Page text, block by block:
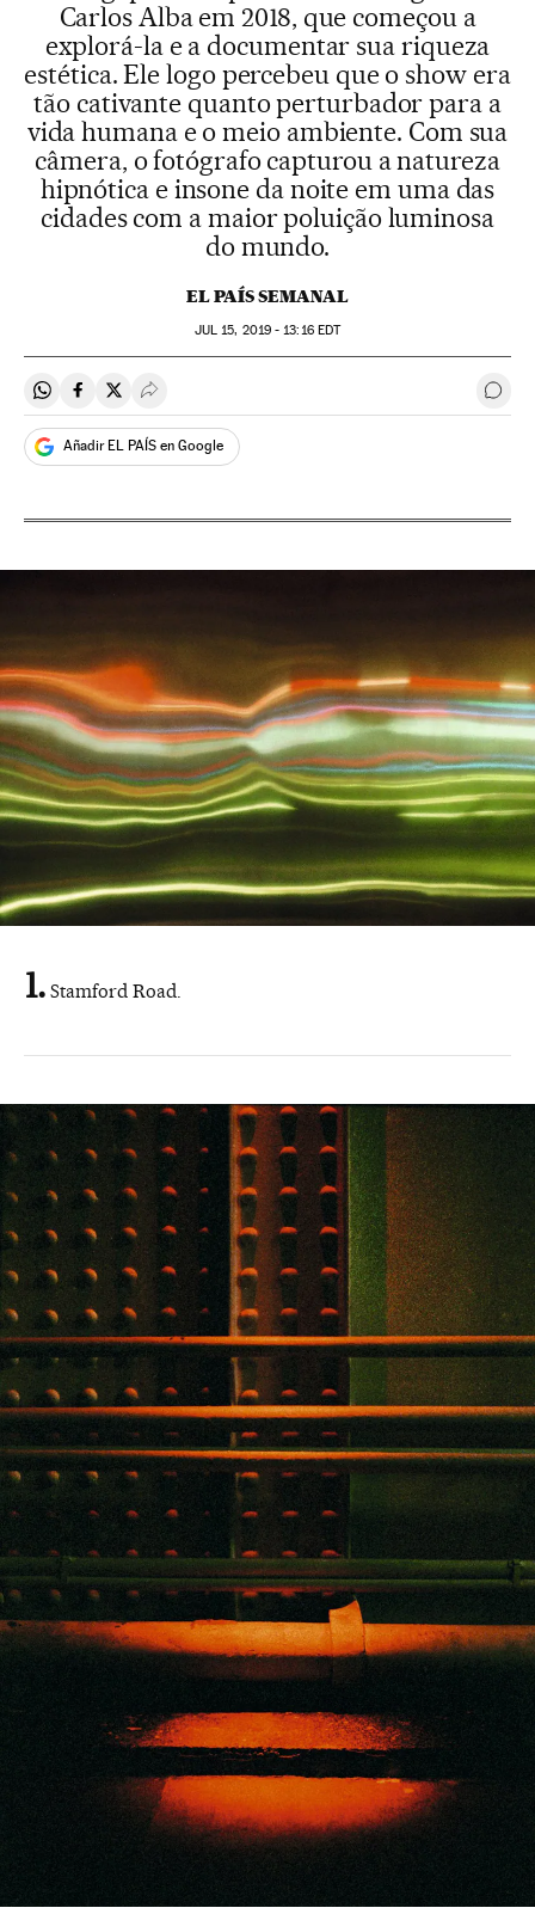
Carlos Alba em 2018, que começou a
explorá-la e a documentar sua riqueza
estética. Ele logo percebeu que o show era
tão cativante quanto perturbador para a
vida humana e o meio ambiente. Com sua
câmera, o fotógrafo capturou a natureza
hipnótica e insone da noite em uma das
cidades com a maior poluição luminosa
do mundo.
EL PAÍS SEMANAL
JUL 15, 2019 - 13:16EDT
Compartir en Whatsapp
Compartir en Facebook
Compartir en Twitter
Desplegar Redes Sociales
Añadir EL PAÍS en Google
Stamford Road.